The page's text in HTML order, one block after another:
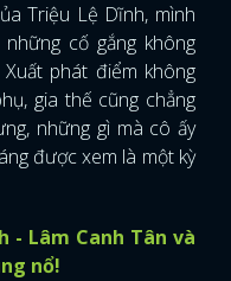
Triệu Lệ Dĩnh, mình
cố gắng không
phát điểm không
gia thế cũng chẳng
những gì mà cô ấy
được xem là một kỳ
- Lâm Canh Tân và
nổ!